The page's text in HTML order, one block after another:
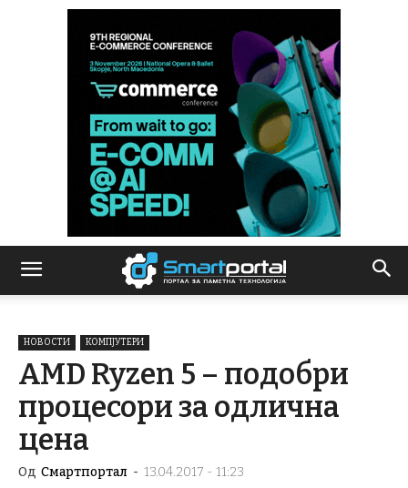
НОВОСТИ КОМПЈУТЕРИ
AMD Ryzen 5 – подобри
процесори за одлична
цена
Од Смартпортал - 13.04.2017 - 11:23